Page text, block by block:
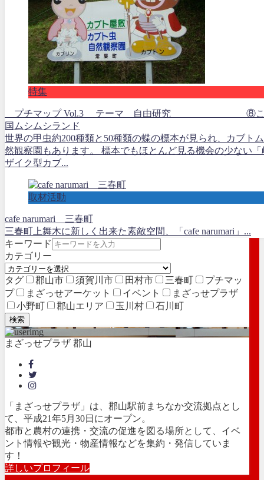
特集
プチマップ Vol.3 テーマ 自由研究 ⑧こ
国ムシムシランド
世界の甲虫約200種類と50種類の蝶の標本が見られ、カブト
然観察園もあります。 標本でもほとんど見る機会の少ない「
ザイク型カブ...
取材活動
cafe narumari 三春町
三春町上舞木に新しく出来た素敵空間、「cafe narumari」...
キーワード
カテゴリー
タグ 郡山市 須賀川市 田村市 三春町
プチマッ
プ
まざっせアーケット イベント
まざっせプラザ
小野町
郡山エリア 玉川村 石川町
検索
まざっせプラザ 郡山
「まざっせプラザ」は、郡山駅前まちなか交流拠点とし
て、平成21年5月30日にオープン。
都市と農村の連携・交流の促進を図る場所として、イベ
ント情報や観光・物産情報などを集約・発信していま
す！
詳しいプロフィール